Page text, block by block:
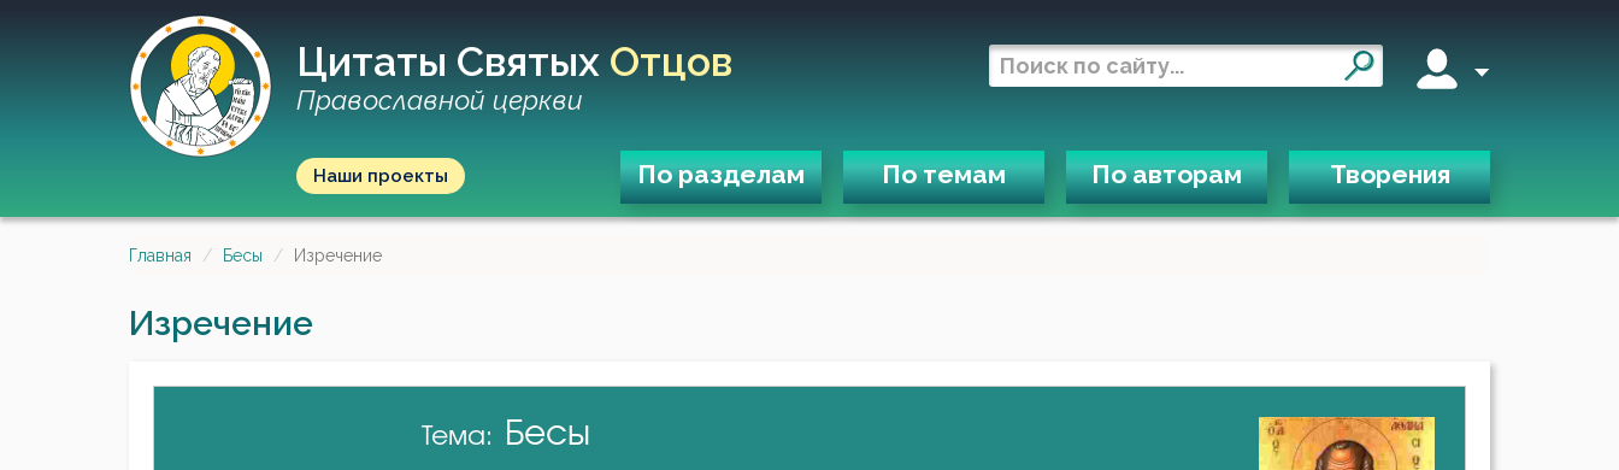
Цитаты Святых Отцов
Православной церкви
Наши проекты По разделам По темам По авторам Творения
Главная Бесы Изречение
Изречение
Тема: Бесы